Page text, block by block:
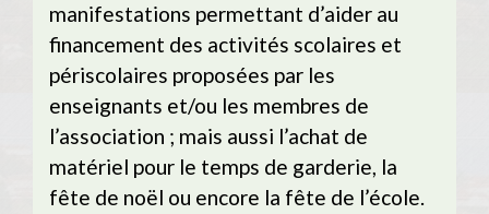
manifestations permettant d’aider au
financement des activités scolaires et
périscolaires proposées par les
enseignants et/ou les membres de
l’association ; mais aussi l’achat de
matériel pour le temps de garderie, la
fête de noël ou encore la fête de l’école.